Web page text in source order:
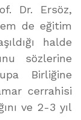
Dr. Ersöz,
de eğitim
halde
sözlerine
Birliğine
cerrahisi
ve 2-3 yıl